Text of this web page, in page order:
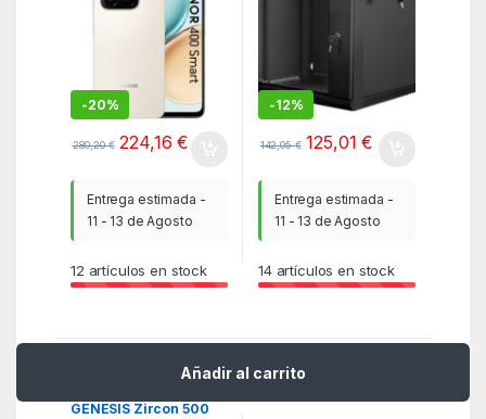
Añadir al carrito
-20%
280,20€ 224,16€
Entrega estimada -
11 - 13 de Agosto
12 artículos en stock
-12%
142,05€ 125,01€
Entrega estimada -
11 - 13 de Agosto
14artículos en stock
Ratón
GENESIS Zircon 500
Top -12%
Procesadores